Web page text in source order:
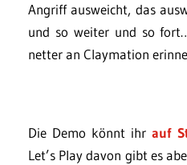
Angriff ausweicht, das
und so weiter und so
netter an Claymation
Die Demo könnt ihr auf
Let’s Play davon gibt es